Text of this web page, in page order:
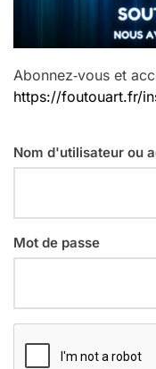
Abonnez‑vous et
https://foutouart.fr/
Nom d'utilisateur ou
Mot de passe